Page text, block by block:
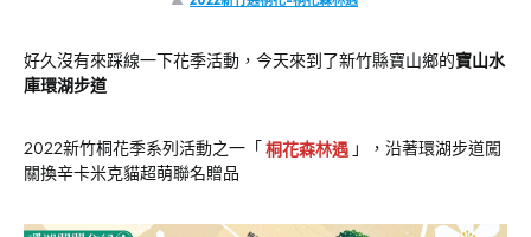
好久沒有來踩線一下花季活動，今天來到了新竹縣寶山鄉的寶山水
庫環湖步道
2022新竹桐花季系列活動之一「 桐花森林遇 」，沿著環湖步道闖
關換辛卡米克貓超萌聯名贈品